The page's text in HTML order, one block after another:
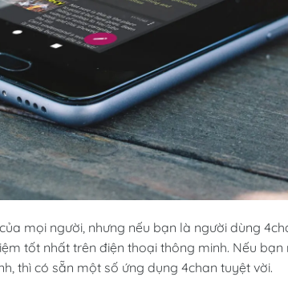
mọi người, nhưng nếu bạn là người dùng
tốt nhất trên điện thoại thông minh. Nếu
thì có sẵn một số ứng dụng 4chan tuyệt vời.